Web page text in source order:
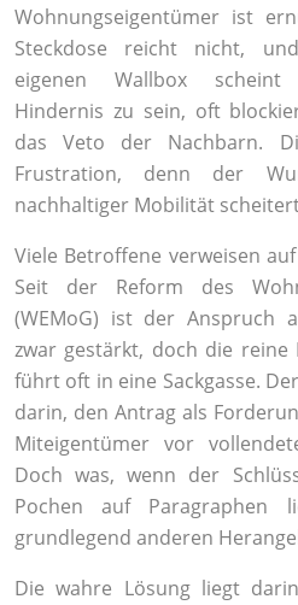
Wohnungseigentümer ist
Steckdose reicht nicht,
eigenen Wallbox scheint
Hindernis zu sein, oft
das Veto der Nachbarn.
Frustration, denn der
nachhaltiger Mobilität
Viele Betroffene verweisen
Seit der Reform des
(WEMoG) ist der Anspruch
zwar gestärkt, doch die reine
führt oft in eine Sackgasse.
darin, den Antrag als
Miteigentümer vor
Doch was, wenn der
Pochen auf Paragraphen
grundlegend anderen
Die wahre Lösung liegt